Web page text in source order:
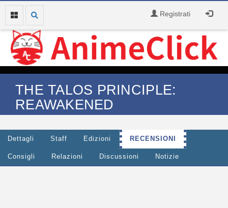
Registrati
THE TALOS PRINCIPLE:
REAWAKENED
Dettagli Staff Edizioni RECENSIONI
Consigli Relazioni Discussioni Notizie